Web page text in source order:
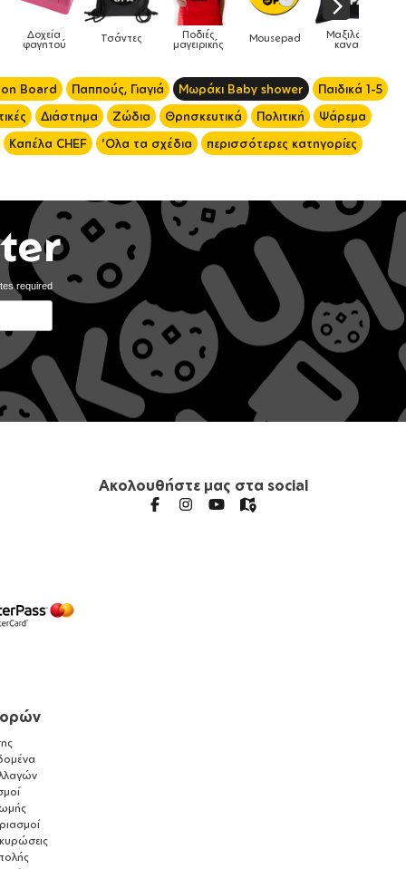
Τσάντες Ποδιές
μαγειρικής Mousepad Μαξιλάρια
καναπέ Phone
Board Παππούς, Γιαγιά Μωράκι Baby shower
Παιδικά 1-5
Διάστημα Ζώδια Θρησκευτικά Πολιτική
Ψάρεμα
Καπέλα CHEF 'Ολα τα σχέδια περισσότερες κατηγορίες
required
Ακολουθήστε μας στα social